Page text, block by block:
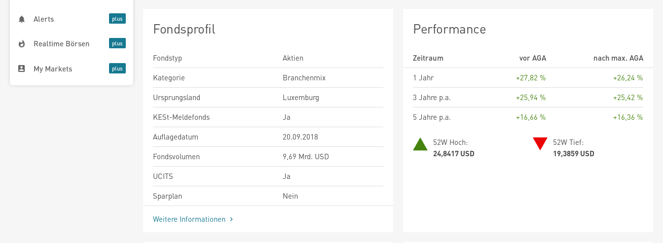
Alerts
Realtime Börsen
My Markets
Fondsprofil
Fondstyp
Aktien
Kategorie
Branchenmix
Ursprungsland
Luxemburg
KESt-Meldefonds
Ja
Auflagedatum
20.09.2018
Fondsvolumen
9,69 Mrd. USD
UCITS
Ja
Sparplan
Nein
Weitere Informationen
Performance
Zeitraum vor AGA
nach max. AGA
1 Jahr
+27,82 %
+26,24 %
3 Jahre p.a.
+25,94 %
+25,42 %
5 Jahre p.a.
+16,66 % +16,36 %
52W Hoch:
24,8417 USD
52W Tief:
19,3859 USD